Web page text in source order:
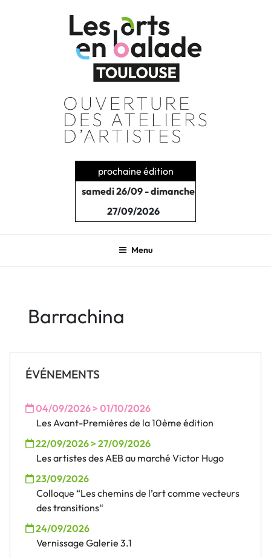
prochaine édition
samedi 26/09 - dimanche
27/09/2026
Menu
Barrachina
ÉVÉNEMENTS
04/09/2026 > 01/10/2026
Les Avant-Premières de la 10ème édition
22/09/2026 > 27/09/2026
Les artistes des AEB au marché Victor Hugo
23/09/2026
Colloque “Les chemins de l’art comme vecteurs
des transitions“
24/09/2026
Vernissage Galerie 3.1